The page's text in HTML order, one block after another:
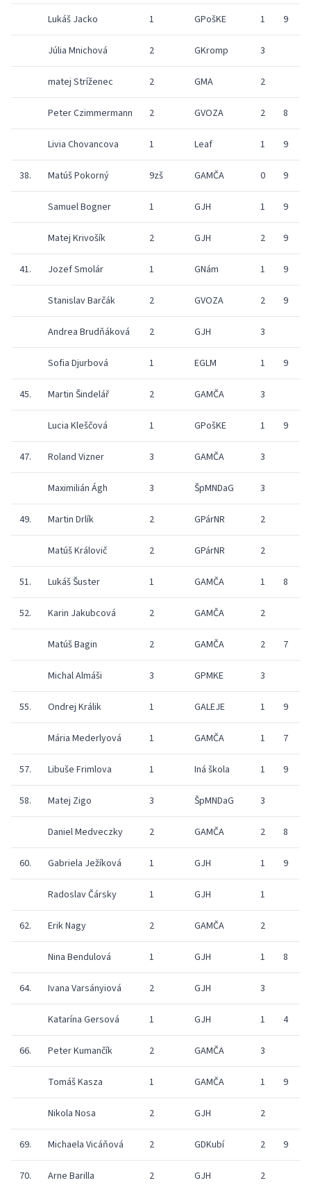
Lukáš Jacko 1 GPošKE 1 9
Júlia Mnichová 2 GKromp 3
matej Stríženec 2 GMA 2
Peter Czimmermann 2 GVOZA 2 8
Livia Chovancova 1 Leaf 1 9
38. Matúš Pokorný 9zš GAMČA 0 9
Samuel Bogner 1 GJH 1 9
Matej Krivošík 2 GJH 2 9
41. Jozef Smolár 1 GNám 1 9
Stanislav Barčák 2 GVOZA 2 9
Andrea Brudňáková 2 GJH 3
Sofia Djurbová 1 EGLM 1 9
45. Martin Šindelář 2 GAMČA 3
Lucia Kleščová 1 GPošKE 1 9
47. Roland Vizner 3 GAMČA 3
Maximilián Ágh 3 ŠpMNDaG 3
49. Martin Drlík 2 GPárNR 2
Matúš Královič 2 GPárNR 2
51. Lukáš Šuster 1 GAMČA 1 8
52. Karin Jakubcová 2 GAMČA 2
Matúš Bagin 2 GAMČA 2 7
Michal Almáši 3 GPMKE 3
55. Ondrej Králik 1 GALEJE 1 9
Mária Mederlyová 1 GAMČA 1 7
57. Libuše Frimlova 1 Iná škola 1 9
58. Matej Zigo 3 ŠpMNDaG 3
Daniel Medveczky 2 GAMČA 2 8
60. Gabriela Ježíková 1 GJH 1 9
Radoslav Čársky 1 GJH 1
62. Erik Nagy 2 GAMČA 2
Nina Bendulová 1 GJH 1 8
64. Ivana Varsányiová 2 GJH 3
Katarína Gersová 1 GJH 1 4
66. Peter Kumančík 2 GAMČA 3
Tomáš Kasza 1 GAMČA 1 9
Nikola Nosa 2 GJH 2
69. Michaela Vicáňová 2 GDKubí 2 9
70. Arne Barilla 2 GJH 2